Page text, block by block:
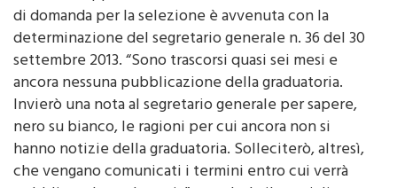
determinazione del segretario generale n. 36 del 30
settembre 2013. “Sono trascorsi quasi sei mesi e
ancora nessuna pubblicazione della graduatoria.
Invierò una nota al segretario generale per sapere,
nero su bianco, le ragioni per cui ancora non si
hanno notizie della graduatoria. Solleciterò, altresì,
che vengano comunicati i termini entro cui verrà
pubblicata la graduatoria”, conclude il consigliere.